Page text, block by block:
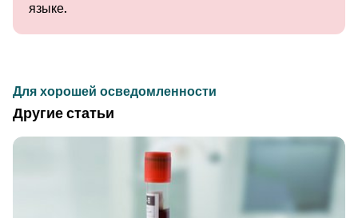
языке.
Для хорошей осведомленности
Другие статьи